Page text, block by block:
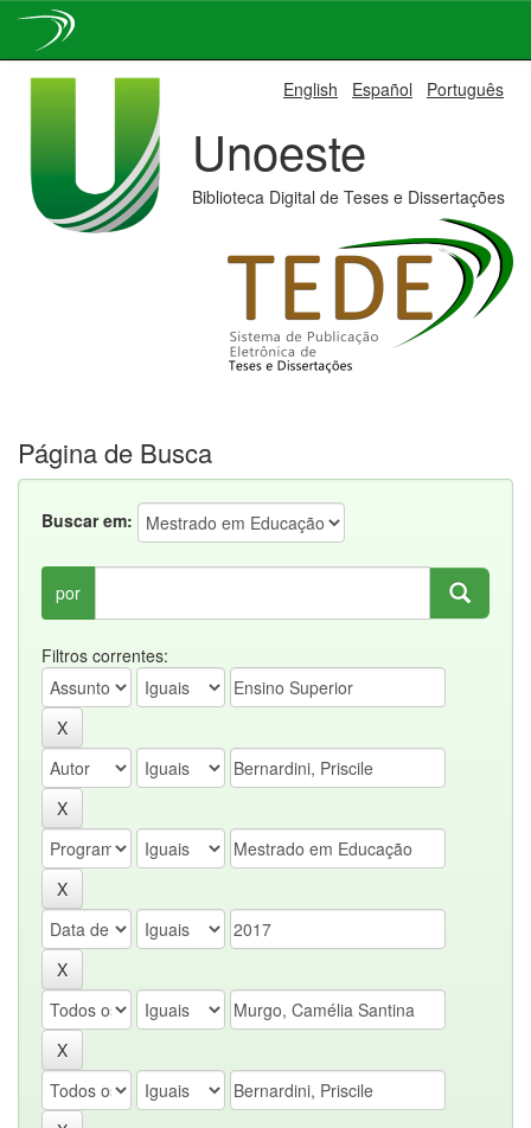
English Español Português
Unoeste
Biblioteca Digital de Teses e Dissertações
Página de Busca
Buscar em:
por
Filtros correntes: